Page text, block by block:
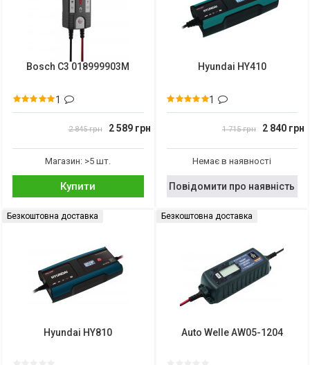
Bosch C3 018999903M
1
2 845 грн 2 589 грн
Магазин: >5 шт.
Купити
Hyundai HY410
1
1 715 грн 2 840 грн
Немає в наявності
Повідомити про наявність
Безкоштовна доставка
Hyundai HY810
Безкоштовна доставка
Auto Welle AW05-1204